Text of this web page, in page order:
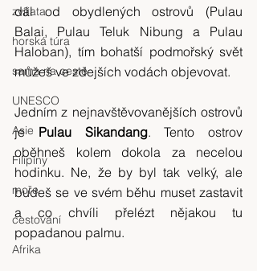
zvířata
horská túra
sama na cestě
UNESCO
Asie
Filipíny
moře
cestování
Afrika
dál od obydlených ostrovů (Pulau
Balai, Pulau Teluk Nibung a Pulau
Haloban), tím bohatší podmořský svět
můžeš ve zdejších vodách objevovat.
Jedním z nejnavštěvovanějších ostrovů
je Pulau Sikandang. Tento ostrov
oběhneš kolem dokola za necelou
hodinku. Ne, že by byl tak velký, ale
budeš se ve svém běhu muset zastavit
a co chvíli přelézt nějakou tu
popadanou palmu.